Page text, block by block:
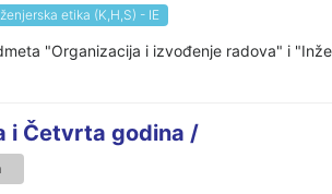
etika (K,H,S) - IE
"Organizacija i izvođenje radova" i
i Četvrta godina /